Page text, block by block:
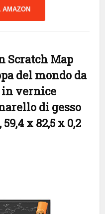
AMAZON
Scratch Map
del mondo da
in vernice
di gesso
x 82,5 x 0,2